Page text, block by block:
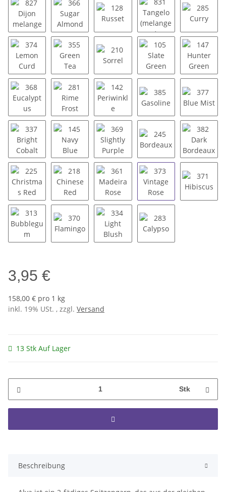
827 Dijon melange366 Sugar Almond128 Russet 831 Tangelo 285
374 Lemon Curd355 Green Tea210 Sorrel 105 Slate Green
147
368 Eucalyptus281 Rime Frost142 Periwinkle385 Gasoline377
337 Bright Cobalt145 Navy Blue369 Slightly Purple245 Bordeaux382
225 Christmas Red218 Chinese Red361 Madeira Rose373 Vintage Rose
3,95 €
158,00 € pro 1 kg
inkl. 19% USt. , zzgl. Versand
13 Stk Auf Lager
Stk
Beschreibung